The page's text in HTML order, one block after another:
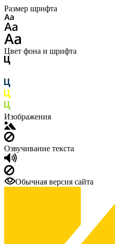
Размер шрифта
Цвет фона и шрифта
Изображения
Озвучивание текста
Обычная версия сайта